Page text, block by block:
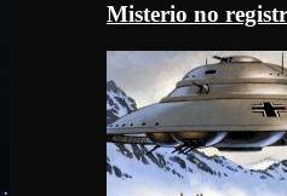
Misterio no